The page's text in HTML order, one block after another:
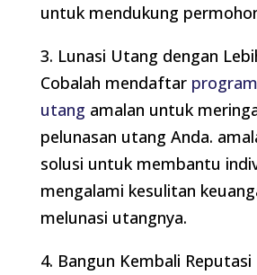
untuk mendukung
3. Lunasi Utang dengan
Cobalah mendaftar
utang amalan untuk
pelunasan utang Anda.
solusi untuk membantu
mengalami kesulitan
melunasi utangnya.
4. Bangun Kembali